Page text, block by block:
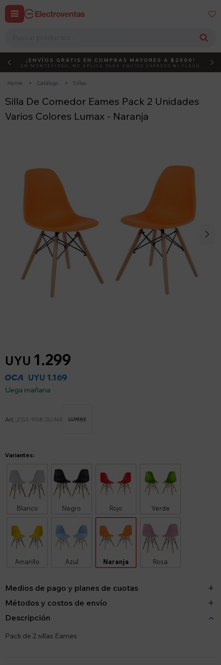
 
DEBUT ACTIVÁ EL CÓDIGO
¡ENVÍOS GRATIS EN COMPRAS MAYORES A $2000!
EN MONTEVIDEO, NO APLICA PARA ENVÍOS EXPRESS NI FLASH
Home Catálogo Sillas
Silla De Comedor Eames Pack 2 Unidades
Varios Colores Lumax - Naranja
UYU 1.299
UYU 1.169
Llega mañana
ZGS-908-2U-NA
Variantes:
Blanco Negro Rojo Verde
Amarillo Azul Naranja Rosa
Medios de pago y planes de cuotas
Métodos y costos de envío
Descripción
Pack de 2 sillas Eames